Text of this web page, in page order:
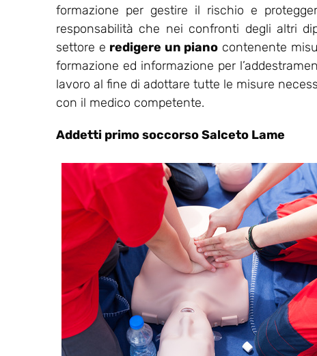
formazione per gestire il rischio e
responsabilità che nei confronti degli altri
settore e redigere un piano contenente
formazione ed informazione per
lavoro al fine di adottare tutte le misure
con il medico competente.
Addetti primo soccorso Salceto Lame